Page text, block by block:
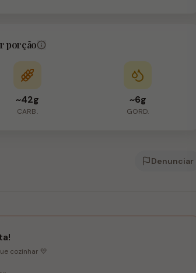
porção
~42g
CARB.
~6g
GORD.
Denunciar
cozinhar 💛